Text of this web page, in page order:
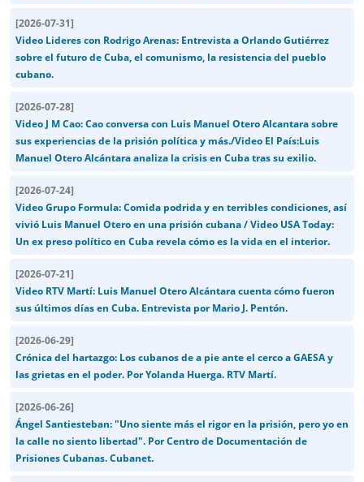
[2026-07-31]
Video Lideres con Rodrigo Arenas: Entrevista a Orlando Gutiérrez
sobre el futuro de Cuba, el comunismo, la resistencia del pueblo
cubano.
[2026-07-28]
Video J M Cao: Cao conversa con Luis Manuel Otero Alcantara sobre
sus experiencias de la prisión política y más./Video El País:Luis
Manuel Otero Alcántara analiza la crisis en Cuba tras su exilio.
[2026-07-24]
Video Grupo Formula: Comida podrida y en terribles condiciones, así
vivió Luis Manuel Otero en una prisión cubana / Video USA Today:
Un ex preso político en Cuba revela cómo es la vida en el interior.
[2026-07-21]
Video RTV Martí: Luis Manuel Otero Alcántara cuenta cómo fueron
sus últimos días en Cuba. Entrevista por Mario J. Pentón.
[2026-06-29]
Crónica del hartazgo: Los cubanos de a pie ante el cerco a GAESA y
las grietas en el poder. Por Yolanda Huerga. RTV Martí.
[2026-06-26]
Ángel Santiesteban: "Uno siente más el rigor en la prisión, pero yo en
la calle no siento libertad". Por Centro de Documentación de
Prisiones Cubanas. Cubanet.